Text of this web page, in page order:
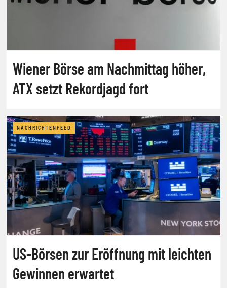
Wiener Börse am Nachmittag höher,
ATX setzt Rekordjagd fort
NACHRICHTENFEED
US-Börsen zur Eröffnung mit leichten
Gewinnen erwartet